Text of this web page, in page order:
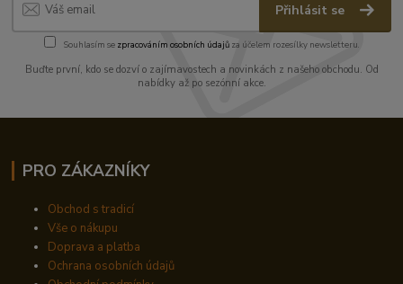
Přihlásit se
Souhlasím se zpracováním osobních údajůza účelem rozesílky newsletteru.
Buďte první, kdo se dozví o zajímavostech a novinkách z našeho obchodu. Od
nabídky až po sezónní akce.
PRO ZÁKAZNÍKY
Obchod s tradicí
Vše o nákupu
Doprava a platba
Ochrana osobních údajů